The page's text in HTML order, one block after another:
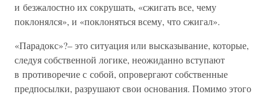
и безжалостно их сокрушать, «сжигать все, чему
поклонялся», и «поклоняться всему, что сжигал».
«Парадокс»?– это ситуация или высказывание, которые,
следуя собственной логике, неожиданно вступают
в противоречие с собой, опровергают собственные
предпосылки, разрушают свои основания. Помимо этого